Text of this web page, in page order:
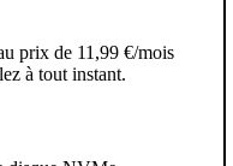
prix de 11,99 €/mois
à tout instant.